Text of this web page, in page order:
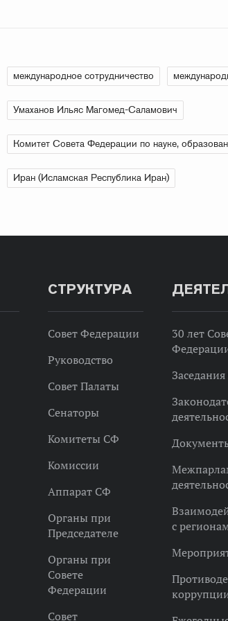
международное сотрудничество
Умаханов Ильяс Магомед-Саламович
Комитет Совета Федерации по науке,
Иран (Исламская Республика Иран)
СТРУКТУРА
Совет Федерации
Руководство
Совет Палаты
Сенаторы
Комитеты СФ
Комиссии
Аппарат СФ
Органы при
Председателе
Органы при
Совете
Федерации
Совет
30 лет
с